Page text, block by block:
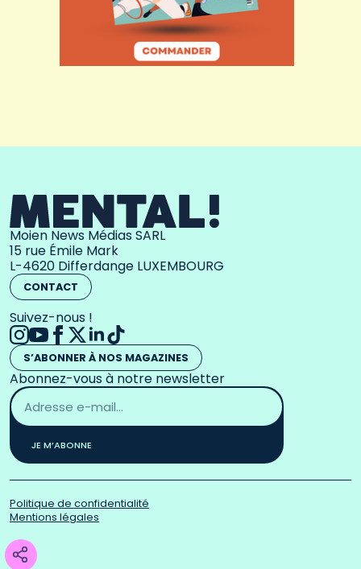
Moien News Médias SARL
15 rue Émile Mark
L-4620 Differdange LUXEMBOURG
CONTACT
Suivez-nous !
S’ABONNER À NOS MAGAZINES
Abonnez-vous à notre newsletter
Adresse
email
*
JE M’ABONNE
Politique de confidentialité
Mentions légales